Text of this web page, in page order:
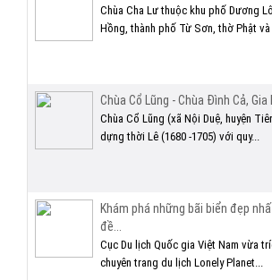
Chùa Cha Lư thuộc khu phố Dương
Hồng, thành phố Từ Sơn, thờ Phật
Chùa Cổ Lũng - Chùa Đình Cả, Gia
Chùa Cổ Lũng (xã Nội Duệ, huyện
dựng thời Lê (1680 -1705) với quy...
Khám phá những bãi biển đẹp
đề...
Cục Du lịch Quốc gia Việt Nam vừa
chuyên trang du lịch Lonely Planet...